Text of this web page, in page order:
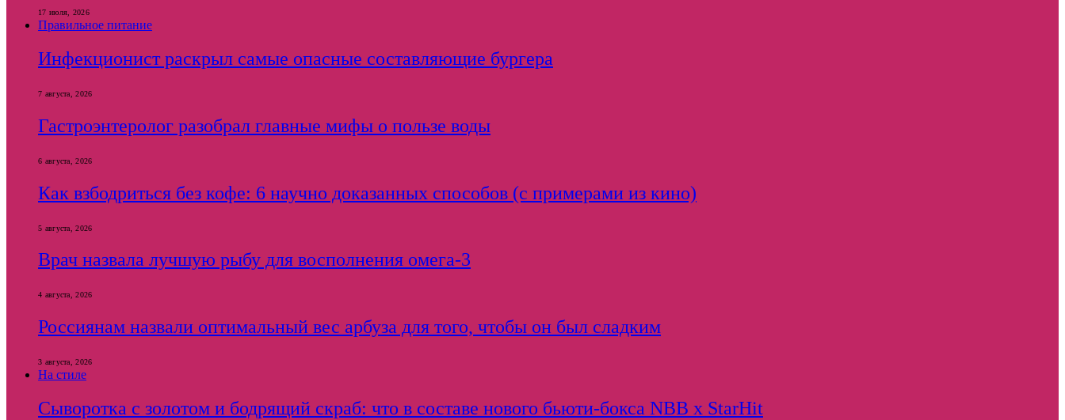
17 июля, 2026
Правильное питание
Инфекционист раскрыл самые опасные составляющие бургера
7 августа, 2026
Гастроэнтеролог разобрал главные мифы о пользе воды
6 августа, 2026
Как взбодриться без кофе: 6 научно доказанных способов (с примерами из кино)
5 августа, 2026
Врач назвала лучшую рыбу для восполнения омега-3
4 августа, 2026
Россиянам назвали оптимальный вес арбуза для того, чтобы он был сладким
3 августа, 2026
На стиле
Сыворотка с золотом и бодрящий скраб: что в составе нового бьюти-бокса NBB x StarHit